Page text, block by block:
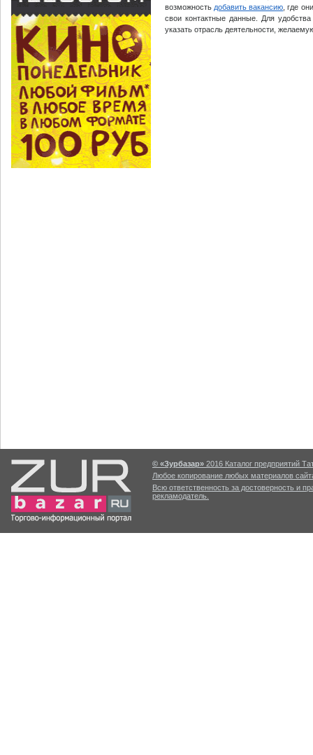
возможность добавить вакансию , где
свои контактные данные. Для
указать отрасль деятельности,
© «Зурбазар» 2016 Каталог предприятий
Любое копирование любых материалов
Всю ответственность за достоверность и
рекламодатель.